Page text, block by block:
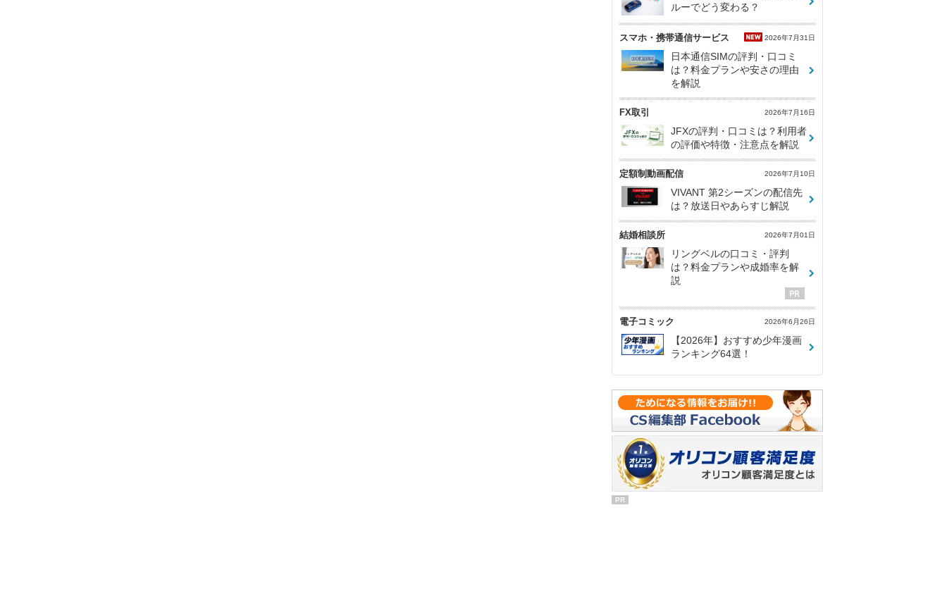
ルーでどう変わる？
スマホ・携帯通信サービス 2026年7月31日
日本通信SIMの評判・口コミ
は？料金プランや安さの理由
を解説
FX取引 2026年7月16日
JFXの評判・口コミは？利用者
の評価や特徴・注意点を解説
定額制動画配信 2026年7月10日
VIVANT 第2シーズンの配信先
は？放送日やあらすじ解説
結婚相談所 2026年7月01日
リングベルの口コミ・評判
は？料金プランや成婚率を解
説
電子コミック 2026年6月26日
【2026年】おすすめ少年漫画
ランキング64選！
PR